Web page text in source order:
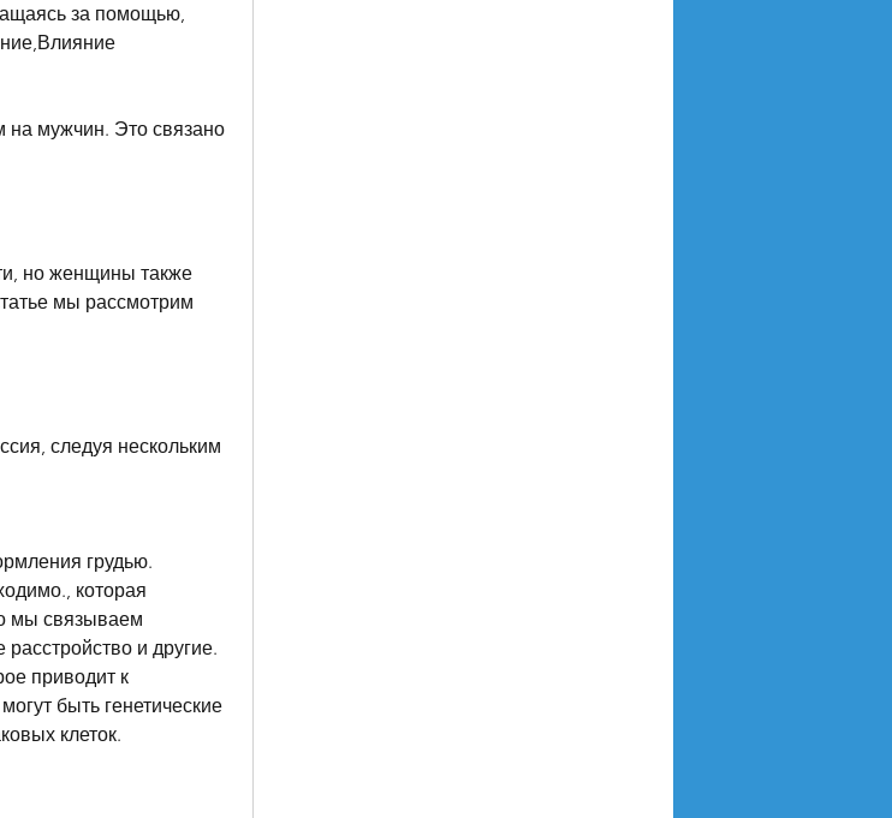
за помощью,
на мужчин. Это связано
но женщины также
мы рассмотрим
следуя нескольким
грудью.
которая
мы связываем
и другие.
приводит к
быть генетические
клеток.